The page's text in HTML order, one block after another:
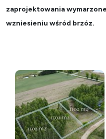
zaprojektowania
wzniesieniu wśród brzóz.